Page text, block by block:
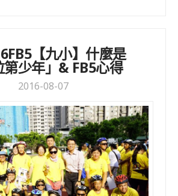
【九小】什麼是
第少年」& FB5心得
2016-08-07